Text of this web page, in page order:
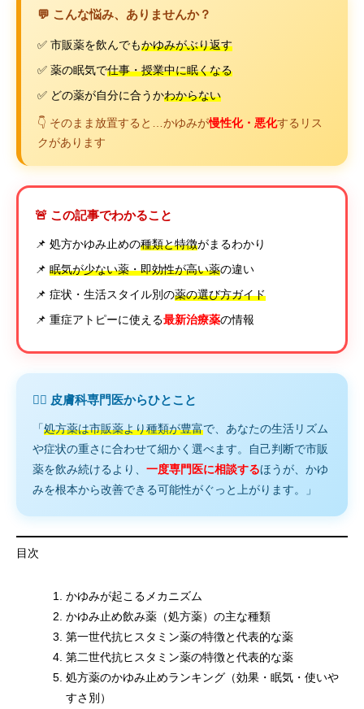
💬 こんな悩み、ありませんか？
✅ 市販薬を飲んでもかゆみがぶり返す
✅ 薬の眠気で仕事・授業中に眠くなる
✅ どの薬が自分に合うかわからない
👇 そのまま放置すると…かゆみが慢性化・悪化するリス
クがあります
🚨 この記事でわかること
📌 処方かゆみ止めの種類と特徴がまるわかり
📌 眠気が少ない薬・即効性が高い薬の違い
📌 症状・生活スタイル別の薬の選び方ガイド
📌 重症アトピーに使える最新治療薬の情報
👩‍⚕️ 皮膚科専門医からひとこと
「処方薬は市販薬より種類が豊富で、あなたの生活リズム
や症状の重さに合わせて細かく選べます。自己判断で市販
薬を飲み続けるより、 一度専門医に相談するほうが、かゆ
みを根本から改善できる可能性がぐっと上がります。」
目次
かゆみが起こるメカニズム
かゆみ止め飲み薬（処方薬）の主な種類
第一世代抗ヒスタミン薬の特徴と代表的な薬
第二世代抗ヒスタミン薬の特徴と代表的な薬
処方薬のかゆみ止めランキング（効果・眠気・使いや
すさ別）